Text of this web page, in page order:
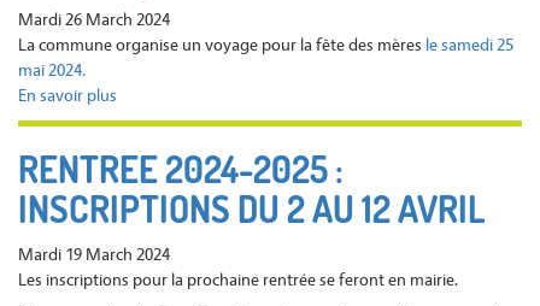
Mardi 26 March 2024
La commune organise un voyage pour la fête des mères le samedi 25
mai 2024.
En savoir plus
VOYAGE
DES
MERES
-
25
MAI
RENTREE 2024-2025 :
INSCRIPTIONS DU 2 AU 12 AVRIL
Mardi 19 March 2024
Les inscriptions pour la prochaine rentrée se feront en mairie.